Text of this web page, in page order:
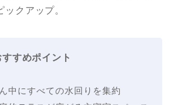
クアップ。
すすめポイント
中にすべての水回りを集約